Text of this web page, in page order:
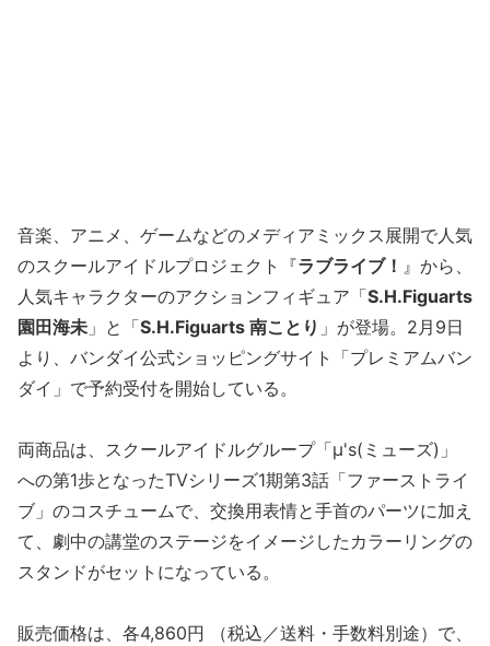
音楽、アニメ、ゲームなどのメディアミックス展開で人気
のスクールアイドルプロジェクト『ラブライブ！ 』から、
人気キャラクターのアクションフィギュア「S.H.Figuarts
園田海未 」と「S.H.Figuarts 南ことり 」が登場。2月9日
より、バンダイ公式ショッピングサイト「プレミアムバン
ダイ」で予約受付を開始している。
両商品は、スクールアイドルグループ「μ's(ミューズ)」
への第1歩となったTVシリーズ1期第3話「ファーストライ
ブ」のコスチュームで、交換用表情と手首のパーツに加え
て、劇中の講堂のステージをイメージしたカラーリングの
スタンドがセットになっている。
販売価格は、各4,860円 （税込／送料・手数料別途）で、